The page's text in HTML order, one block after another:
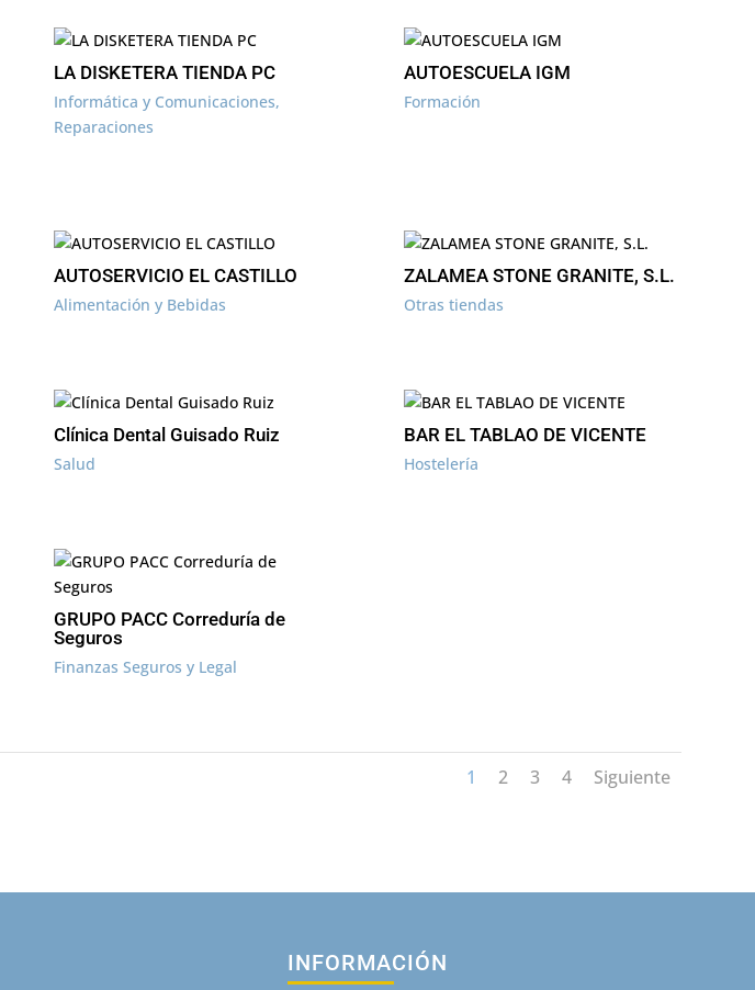
LA DISKETERA TIENDA PC
Informática y Comunicaciones,
Reparaciones
AUTOESCUELA IGM
Formación
AUTOSERVICIO EL CASTILLO
Alimentación y Bebidas
ZALAMEA STONE GRANITE, S.L.
Otras tiendas
Clínica Dental Guisado Ruiz
Salud
BAR EL TABLAO DE VICENTE
Hostelería
GRUPO PACC Correduría de
Seguros
Finanzas Seguros y Legal
1 2 3 4 Siguiente
INFORMACIÓN